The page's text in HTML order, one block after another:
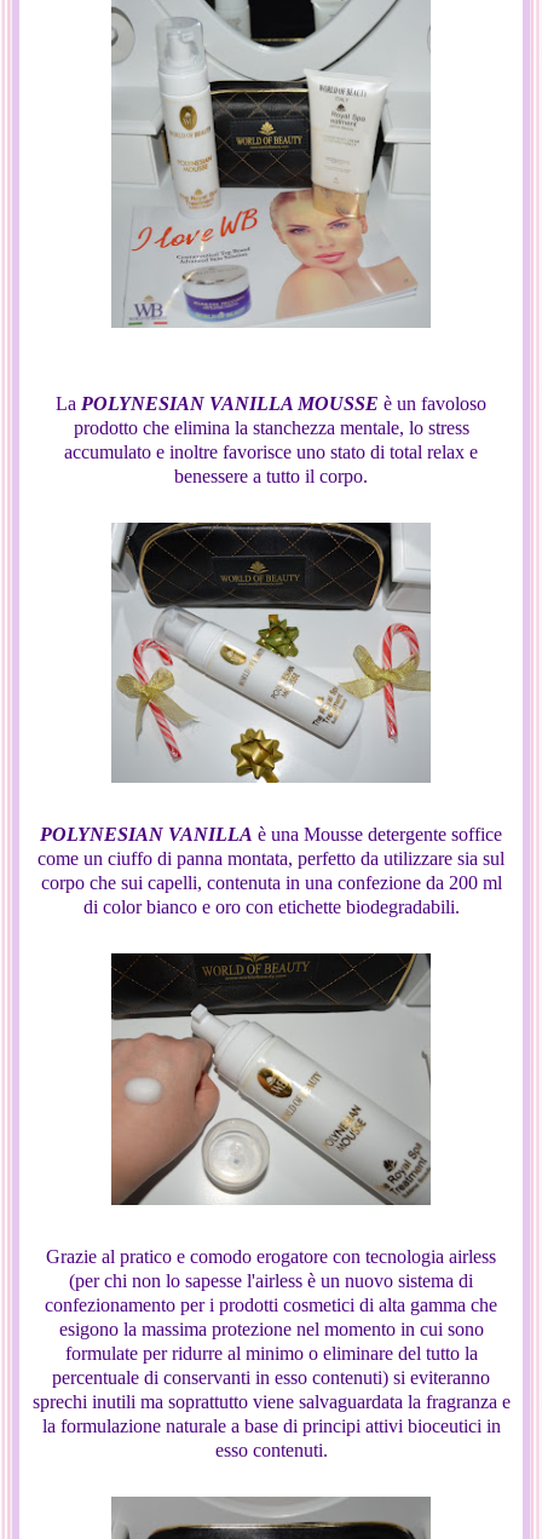
La POLYNESIAN VANILLA MOUSSE è un favoloso
prodotto che elimina la stanchezza mentale, lo stress
accumulato e inoltre favorisce uno stato di total relax e
benessere a tutto il corpo.
POLYNESIAN VANILLA è una Mousse detergente soffice
come un ciuffo di panna montata, perfetto da utilizzare sia sul
corpo che sui capelli, contenuta in una confezione da 200 ml
di color bianco e oro con etichette biodegradabili.
Grazie al pratico e comodo erogatore con tecnologia airless
(per chi non lo sapesse l'airless è un nuovo sistema di
confezionamento per i prodotti cosmetici di alta gamma che
esigono la massima protezione nel momento in cui sono
formulate per ridurre al minimo o eliminare del tutto la
percentuale di conservanti in esso contenuti) si eviteranno
sprechi inutili ma soprattutto viene salvaguardata la fragranza e
la formulazione naturale a base di principi attivi bioceutici in
esso contenuti.